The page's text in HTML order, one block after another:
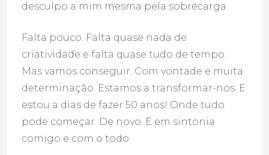
desculpo a mim mesma pela sobrecarga.
Falta pouco. Falta quase nada de
criatividade e falta quase tudo de tempo.
Mas vamos conseguir. Com vontade e muita
determinação. Estamos a transformar-nos. E
estou a dias de fazer 50 anos! Onde tudo
pode começar. De novo. E em sintonia
comigo e com o todo.